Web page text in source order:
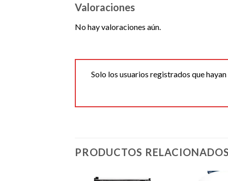
Valoraciones
No hay valoraciones aún.
Solo los usuarios registrados que
PRODUCTOS RELACIONADOS